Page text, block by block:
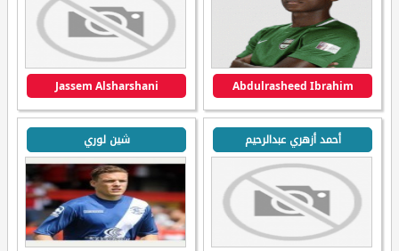
Abdulrasheed Ibrahim
Jassem Alsharshani
أحمد أزهري عبدالرحيم شين لوري